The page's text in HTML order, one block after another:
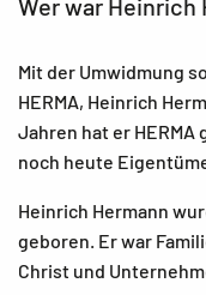
Wer war Heinrich
Mit der Umwidmung
HERMA, Heinrich
Jahren hat er
noch heute
Heinrich Hermann
geboren. Er war
Christ und